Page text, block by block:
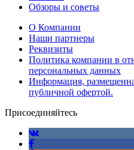
Обзоры и советы
О Компании
Наши партнеры
Реквизиты
Политика компании в
персональных данных
Информация,
публичной офертой.
Присоединяйтесь